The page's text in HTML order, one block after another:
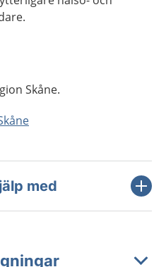
Skåne.
med